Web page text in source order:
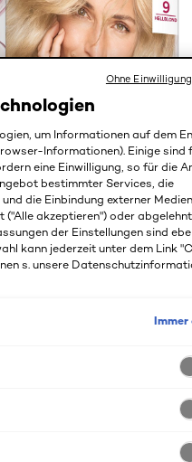
Excellence Creme jetzt
um Informationen auf dem
Informationen). Einige sind
eine Einwilligung, so für die
bestimmter Services, die
die Einbindung externer
akzeptieren") oder abgelehnt
der Einstellungen sind
kann jederzeit unter dem Link
s. unsere
Ohne